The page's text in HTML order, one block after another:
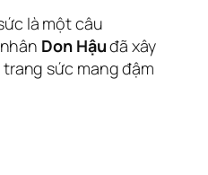
là một câu
Don Hậuđã xây
sức mang đậm